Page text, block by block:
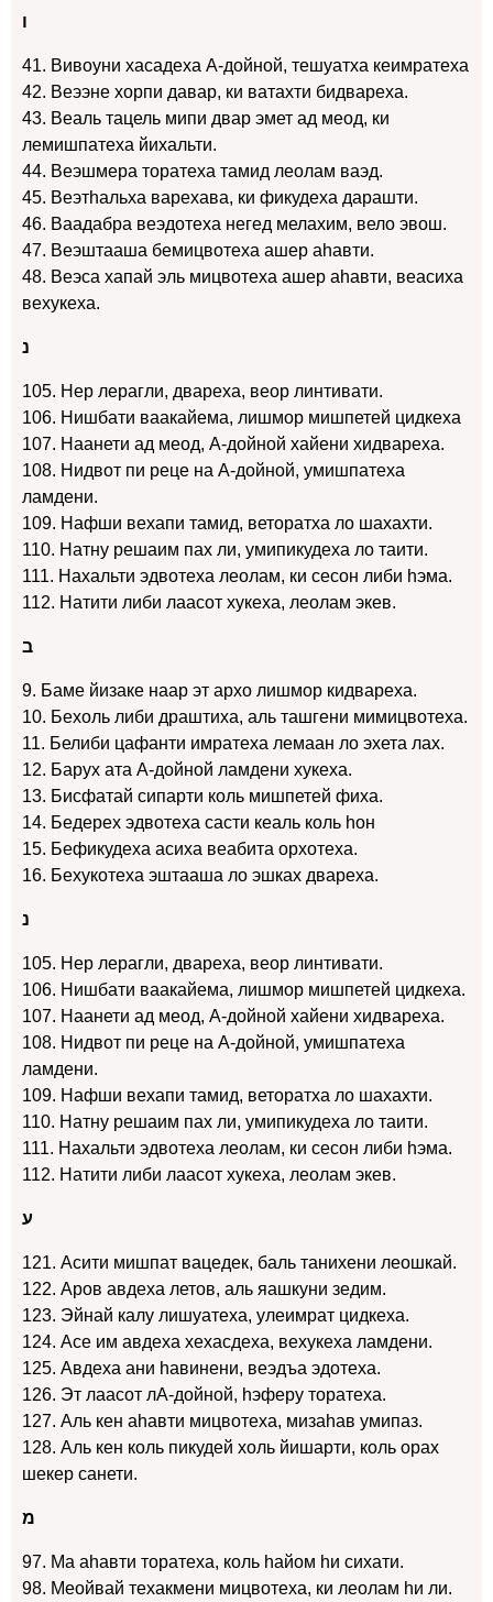
ו
41. Вивоуни хасадеха А-дойной, тешуатха кеимратеха
42. Веээне хорпи давар, ки ватахти бидвареха.
43. Веаль тацель мипи двар эмет ад меод, ки
лемишпатеха йихальти.
44. Веэшмера торатеха тамид леолам ваэд.
45. Веэтhальха варехава, ки фикудеха дарашти.
46. Ваадабра веэдотеха негед мелахим, вело эвош.
47. Веэштааша бемицвотеха ашер аhавти.
48. Веэса хапай эль мицвотеха ашер аhавти, веасиха
вехукеха.
נ
105. Нер лерагли, двареха, веор линтивати.
106. Нишбати ваакайема, лишмор мишпетей цидкеха
107. Наанети ад меод, А-дойной хайени хидвареха.
108. Нидвот пи реце на А-дойной, умишпатеха
ламдени.
109. Нафши вехапи тамид, веторатха ло шахахти.
110. Натну решаим пах ли, умипикудеха ло таити.
111. Нахальти эдвотеха леолам, ки сесон либи hэма.
112. Натити либи лаасот хукеха, леолам экев.
ב
9. Баме йизаке наар эт архо лишмор кидвареха.
10. Бехоль либи драштиха, аль ташгени мимицвотеха.
11. Белиби цафанти имратеха лемаан ло эхета лах.
12. Барух ата А-дойной ламдени хукеха.
13. Бисфатай сипарти коль мишпетей фиха.
14. Бедерех эдвотеха састи кеаль коль hон
15. Бефикудеха асиха веабита орхотеха.
16. Бехукотеха эштааша ло эшках двареха.
נ
105. Нер лерагли, двареха, веор линтивати.
106. Нишбати ваакайема, лишмор мишпетей цидкеха.
107. Наанети ад меод, А-дойной хайени хидвареха.
108. Нидвот пи реце на А-дойной, умишпатеха
ламдени.
109. Нафши вехапи тамид, веторатха ло шахахти.
110. Натну решаим пах ли, умипикудеха ло таити.
111. Нахальти эдвотеха леолам, ки сесон либи hэма.
112. Натити либи лаасот хукеха, леолам экев.
ע
121. Асити мишпат вацедек, баль танихени леошкай.
122. Аров авдеха летов, аль яашкуни зедим.
123. Эйнай калу лишуатеха, улеимрат цидкеха.
124. Асе им авдеха хехасдеха, вехукеха ламдени.
125. Авдеха ани hавинени, веэдъа эдотеха.
126. Эт лаасот лА-дойной, hэферу торатеха.
127. Аль кен аhавти мицвотеха, мизаhав умипаз.
128. Аль кен коль пикудей холь йишарти, коль орах
шекер санети.
מ
97. Ма аhавти торатеха, коль hайом hи сихати.
98. Меойвай техакмени мицвотеха, ки леолам hи ли.